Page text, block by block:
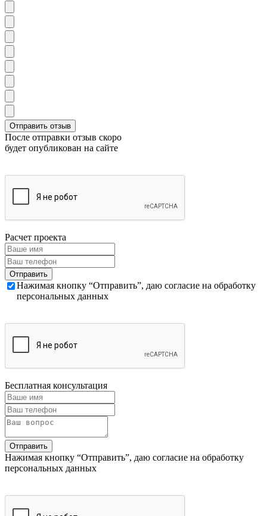
После отправки отзыв скоро
будет опубликован на сайте
Расчет проекта
Нажимая кнопку “Отправить”, даю согласие на обработку
персональных данных
Бесплатная консультация
Нажимая кнопку “Отправить”, даю согласие на обработку
персональных данных